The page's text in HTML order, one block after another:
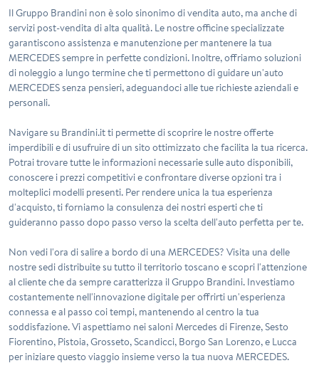
Il Gruppo Brandini non è solo sinonimo di vendita auto, ma anche di
servizi post-vendita di alta qualità. Le nostre officine specializzate
garantiscono assistenza e manutenzione per mantenere la tua
MERCEDES sempre in perfette condizioni. Inoltre, offriamo soluzioni
di noleggio a lungo termine che ti permettono di guidare un'auto
MERCEDES senza pensieri, adeguandoci alle tue richieste aziendali e
personali.
Navigare su Brandini.it ti permette di scoprire le nostre offerte
imperdibili e di usufruire di un sito ottimizzato che facilita la tua ricerca.
Potrai trovare tutte le informazioni necessarie sulle auto disponibili,
conoscere i prezzi competitivi e confrontare diverse opzioni tra i
molteplici modelli presenti. Per rendere unica la tua esperienza
d'acquisto, ti forniamo la consulenza dei nostri esperti che ti
guideranno passo dopo passo verso la scelta dell'auto perfetta per te.
Non vedi l'ora di salire a bordo di una MERCEDES? Visita una delle
nostre sedi distribuite su tutto il territorio toscano e scopri l'attenzione
al cliente che da sempre caratterizza il Gruppo Brandini. Investiamo
costantemente nell'innovazione digitale per offrirti un'esperienza
connessa e al passo coi tempi, mantenendo al centro la tua
soddisfazione. Vi aspettiamo nei saloni Mercedes di Firenze, Sesto
Fiorentino, Pistoia, Grosseto, Scandicci, Borgo San Lorenzo, e Lucca
per iniziare questo viaggio insieme verso la tua nuova MERCEDES.